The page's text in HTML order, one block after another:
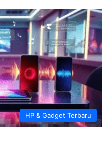
HP & Gadget Terbaru